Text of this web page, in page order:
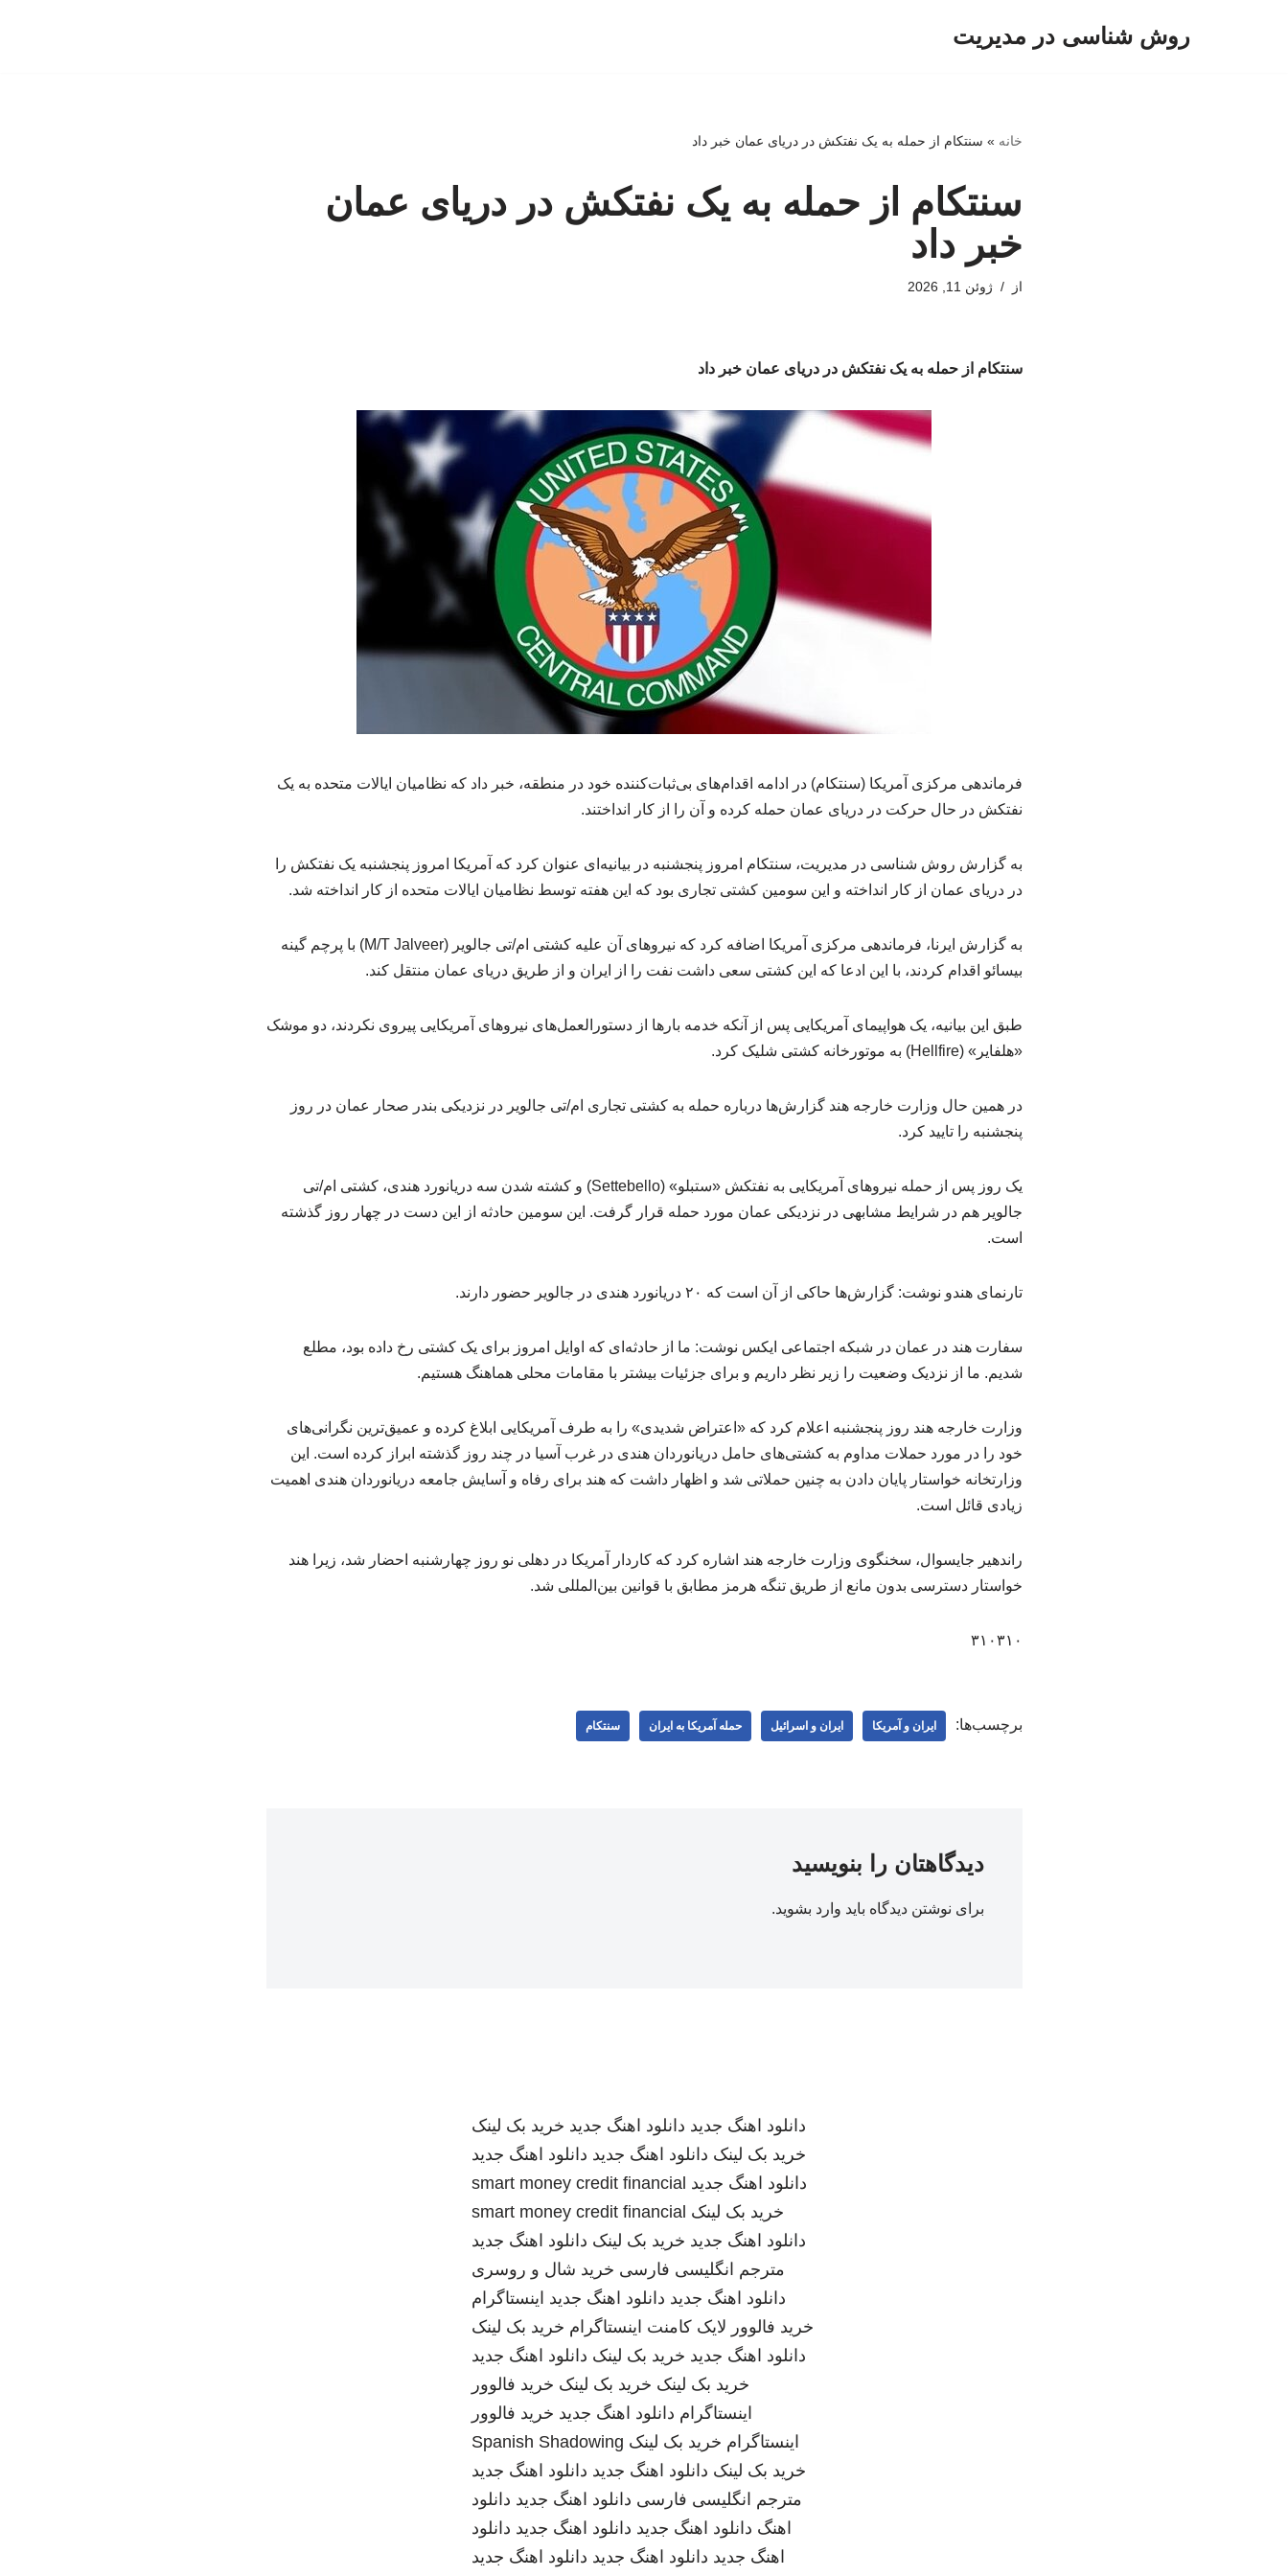
روش شناسی در مدیریت
خانه » سنتکام از حمله به یک نفتکش در دریای عمان خبر داد
سنتکام از حمله به یک نفتکش در دریای عمان
خبر داد
از ژوئن 11, 2026
سنتکام از حمله به یک نفتکش در دریای عمان خبر داد
فرماندهی مرکزی آمریکا (سنتکام) در ادامه اقدام‌های بی‌ثبات‌کننده خود در منطقه، خبر داد که نظامیان ایالات متحده به یک
نفتکش در حال حرکت در دریای عمان حمله کرده و آن را از کار انداختند.
به گزارش روش شناسی در مدیریت، سنتکام امروز پنجشنبه در بیانیه‌ای عنوان کرد که آمریکا امروز پنجشنبه یک نفتکش را
در دریای عمان از کار انداخته و این سومین کشتی تجاری بود که این هفته توسط نظامیان ایالات متحده از کار انداخته شد.
به گزارش ایرنا، فرماندهی مرکزی آمریکا اضافه کرد که نیروهای آن علیه کشتی ام/تی جالویر (M/T Jalveer) با پرچم گینه
بیسائو اقدام کردند، با این ادعا که این کشتی سعی داشت نفت را از ایران و از طریق دریای عمان منتقل کند.
طبق این بیانیه، یک هواپیمای آمریکایی پس از آنکه خدمه بارها از دستورالعمل‌های نیروهای آمریکایی پیروی نکردند، دو موشک
«هلفایر» (Hellfire) به موتورخانه کشتی شلیک کرد.
در همین حال وزارت خارجه هند گزارش‌ها درباره حمله به کشتی تجاری ام‌/تی جالویر در نزدیکی بندر صحار عمان در روز
پنجشنبه را تایید کرد.
یک روز پس از حمله نیروهای آمریکایی به نفتکش «ستبلو» (Settebello) و کشته شدن سه دریانورد هندی، کشتی ام/تی
جالویر هم در شرایط مشابهی در نزدیکی عمان مورد حمله قرار گرفت. این سومین حادثه از این دست در چهار روز گذشته
است.
تارنمای هندو نوشت: گزارش‌ها حاکی از آن است که ۲۰ دریانورد هندی در جالویر حضور دارند.
سفارت هند در عمان در شبکه اجتماعی ایکس نوشت: ما از حادثه‌ای که اوایل امروز برای یک کشتی رخ داده بود، مطلع
شدیم. ما از نزدیک وضعیت را زیر نظر داریم و برای جزئیات بیشتر با مقامات محلی هماهنگ هستیم.
وزارت خارجه هند روز پنجشنبه اعلام کرد که «اعتراض شدیدی» را به طرف آمریکایی ابلاغ کرده و عمیق‌ترین نگرانی‌های
خود را در مورد حملات مداوم به کشتی‌های حامل دریانوردان هندی در غرب آسیا در چند روز گذشته ابراز کرده است. این
وزارتخانه خواستار پایان دادن به چنین حملاتی شد و اظهار داشت که هند برای رفاه و آسایش جامعه دریانوردان هندی اهمیت
زیادی قائل است.
راندهیر جایسوال، سخنگوی وزارت خارجه هند اشاره کرد که کاردار آمریکا در دهلی نو روز چهارشنبه احضار شد، زیرا هند
خواستار دسترسی بدون مانع از طریق تنگه هرمز مطابق با قوانین بین‌المللی شد.
۳۱۰۳۱۰
برچسب‌ها: ایران و آمریکا ایران و اسرائیل حمله آمریکا به ایران سنتکام
دیدگاهتان را بنویسید
برای نوشتن دیدگاه باید وارد بشوید.
دانلود اهنگ جدید دانلود اهنگ جدید خرید بک لینک
خرید بک لینک دانلود اهنگ جدید دانلود اهنگ جدید
دانلود اهنگ جدید smart money credit financial
خرید بک لینک smart money credit financial
دانلود اهنگ جدید خرید بک لینک دانلود اهنگ جدید
مترجم انگلیسی فارسی خرید شال و روسری
دانلود اهنگ جدید دانلود اهنگ جدید اینستاگرام
خرید فالوور لایک کامنت اینستاگرام خرید بک لینک
دانلود اهنگ جدید خرید بک لینک دانلود اهنگ جدید
خرید بک لینک خرید بک لینک خرید فالوور
اینستاگرام دانلود اهنگ جدید خرید فالوور
اینستاگرام خرید بک لینک Spanish Shadowing
خرید بک لینک دانلود اهنگ جدید دانلود اهنگ جدید
مترجم انگلیسی فارسی دانلود اهنگ جدید دانلود
اهنگ دانلود اهنگ جدید دانلود اهنگ جدید دانلود
اهنگ جدید دانلود اهنگ جدید دانلود اهنگ جدید